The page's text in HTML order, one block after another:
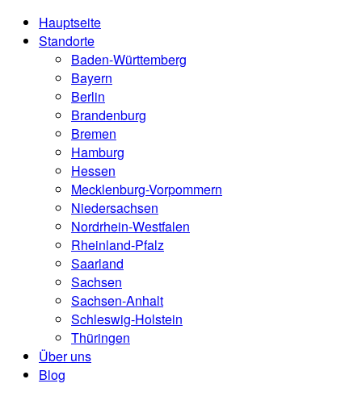
Hauptseite
Standorte
Baden-Württemberg
Bayern
Berlin
Brandenburg
Bremen
Hamburg
Hessen
Mecklenburg-Vorpommern
Niedersachsen
Nordrhein-Westfalen
Rheinland-Pfalz
Saarland
Sachsen
Sachsen-Anhalt
Schleswig-Holstein
Thüringen
Über uns
Blog